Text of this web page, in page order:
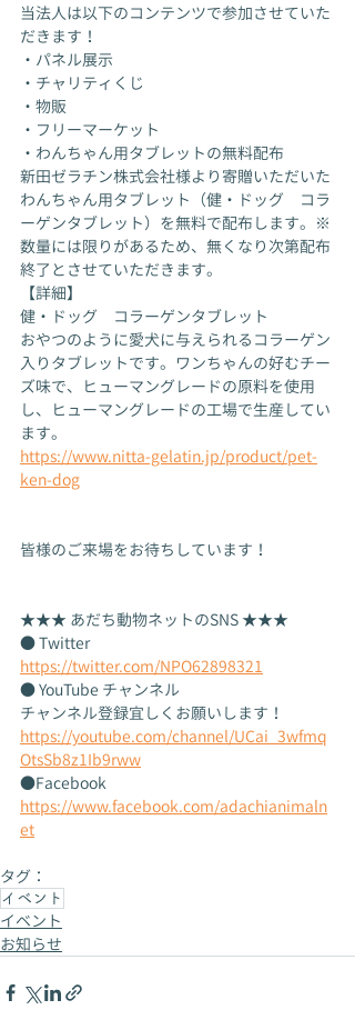
当法人は以下のコンテンツで参加させていた
だきます！
・パネル展示
・チャリティくじ
・物販
・フリーマーケット
・わんちゃん用タブレットの無料配布
新田ゼラチン株式会社様より寄贈いただいた
わんちゃん用タブレット（健・ドッグ　コラ
ーゲンタブレット）を無料で配布します。※
数量には限りがあるため、無くなり次第配布
終了とさせていただきます。
【詳細】
健・ドッグ　コラーゲンタブレット
おやつのように愛犬に与えられるコラーゲン
入りタブレットです。ワンちゃんの好むチー
ズ味で、ヒューマングレードの原料を使用
し、ヒューマングレードの工場で生産してい
ます。
https://www.nitta-gelatin.jp/product/pet-
ken-dog
皆様のご来場をお待ちしています！
★★★ あだち動物ネットのSNS ★★★
● Twitter
https://twitter.com/NPO62898321
● YouTube チャンネル
チャンネル登録宜しくお願いします！
https://youtube.com/channel/UCai_3wfmq
OtsSb8z1Ib9rww
●Facebook
https://www.facebook.com/adachianimaln
et
タグ：
イベント
イベント
お知らせ